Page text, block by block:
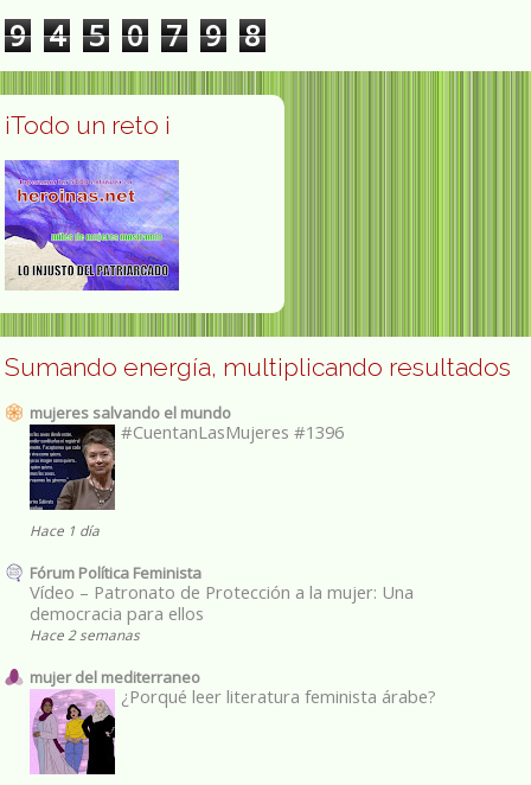
9 4 5 0 7 9 8
¡Todo un reto ¡
Sumando energía, multiplicando resultados
mujeres salvando el mundo
#CuentanLasMujeres #1396
Hace 1 día
Fórum Política Feminista
Vídeo – Patronato de Protección a la mujer: Una
democracia para ellos
Hace 2 semanas
mujer del mediterraneo
¿Porqué leer literatura feminista árabe?